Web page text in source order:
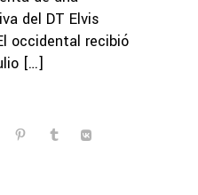
del DT Elvis
occidental recibió
[…]